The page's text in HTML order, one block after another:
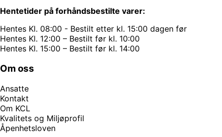
Hentetider på forhåndsbestilte varer:
Hentes Kl. 08:00 - Bestilt etter kl. 15:00 dagen før
Hentes Kl. 12:00 – Bestilt før kl. 10:00
Hentes Kl. 15:00 – Bestilt før kl. 14:00
Om oss
Ansatte
Kontakt
Om KCL
Kvalitets og Miljøprofil
Åpenhetsloven